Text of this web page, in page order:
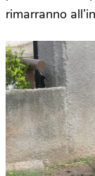
rimarranno